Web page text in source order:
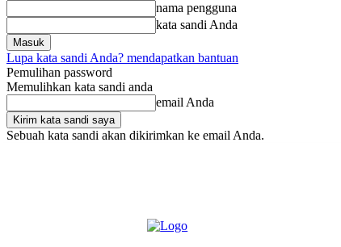
nama pengguna
kata sandi Anda
Lupa kata sandi Anda? mendapatkan bantuan
Pemulihan password
Memulihkan kata sandi anda
email Anda
Sebuah kata sandi akan dikirimkan ke email Anda.